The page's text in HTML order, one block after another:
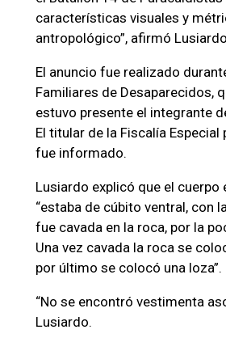
características visuales y
antropológico”, afirmó
El anuncio fue realizado
Familiares de Desaparecidos,
estuvo presente el integrante
El titular de la Fiscalía
fue informado.
Lusiardo explicó que el
“estaba de cúbito ventral, con
fue cavada en la roca, por la
Una vez cavada la roca se
por último se colocó una loza”.
“No se encontró vestimenta
Lusiardo.